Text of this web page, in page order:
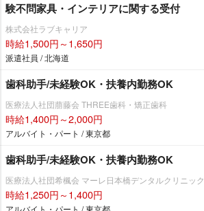
験不問家具・インテリアに関する受付
株式会社ラブキャリア
時給1,500円～1,650円
派遣社員 / 北海道
歯科助手/未経験OK・扶養内勤務OK
医療法人社団萠藤会 THREE歯科・矯正歯科
時給1,400円～2,000円
アルバイト・パート / 東京都
歯科助手/未経験OK・扶養内勤務OK
医療法人社団希楓会 マーレ日本橋デンタルクリニック
時給1,250円～1,400円
アルバイト・パート / 東京都